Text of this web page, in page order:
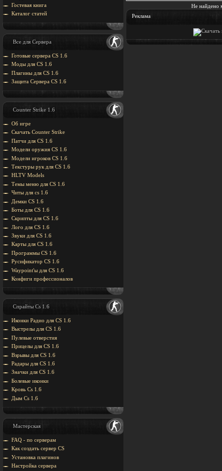
Гостевая книга
Каталог статей
Все для Сервера
Готовые сервера CS 1.6
Моды для CS 1.6
Плагины для CS 1.6
Защита Cервера CS 1.6
Counter Strike 1.6
Об игре
Скачать Counter Strike
Патчи для CS 1.6
Модели оружия CS 1.6
Модели игроков CS 1.6
Текстуры рук для CS 1.6
HLTV Models
Темы меню для CS 1.6
Читы для cs 1.6
Демки CS 1.6
Боты для CS 1.6
Скрипты для CS 1.6
Лого для CS 1.6
Звуки для CS 1.6
Карты для CS 1.6
Программы CS 1.6
Русификатор CS 1.6
Waypoint'ы для CS 1.6
Конфиги профессионалов
Спрайты Cs 1.6
Иконки Радио для CS 1.6
Выстрелы для CS 1.6
Пулевые отверстия
Прицелы для CS 1.6
Взрывы для CS 1.6
Радары для CS 1.6
Значки для CS 1.6
Болевые иконки
Кровь Cs 1.6
Дым Cs 1.6
Мастерская
FAQ - по серверам
Как создать сервер CS
Установка плагинов
Настройка сервера
Не найдено
Реклама